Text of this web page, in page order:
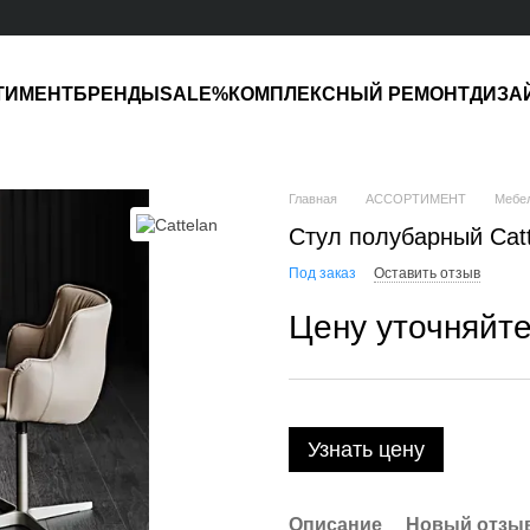
БРЕНДЫ SALE%КОМПЛЕКСНЫЙ РЕМОНТ
Главная АССОРТИМЕНТ
Стул полубарный
Под заказ Оставить отзыв
Цену
Узнать цену
Описание Новый